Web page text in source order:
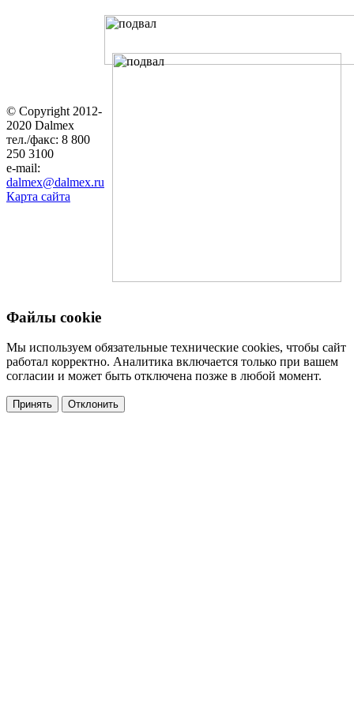
© Copyright 2012-
2020 Dalmex
тел./факс: 8 800
250 3100
e-mail:
dalmex@dalmex.ru
Карта сайта
Файлы cookie
Мы используем обязательные технические cookies, чтобы сайт
работал корректно. Аналитика включается только при вашем
согласии и может быть отключена позже в любой момент.
Принять Отклонить